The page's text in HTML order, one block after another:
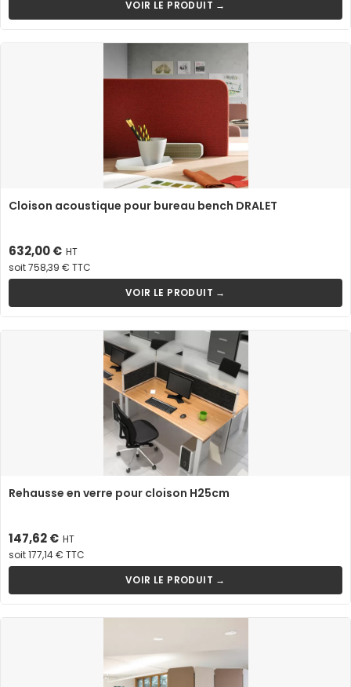
VOIR LE PRODUIT →
Cloison acoustique pour bureau bench DRALET
Prix
632,00 € HT
soit 758,39 € TTC
VOIR LE PRODUIT →
Rehausse en verre pour cloison H25cm
Prix
147,62 € HT
soit 177,14 € TTC
VOIR LE PRODUIT →